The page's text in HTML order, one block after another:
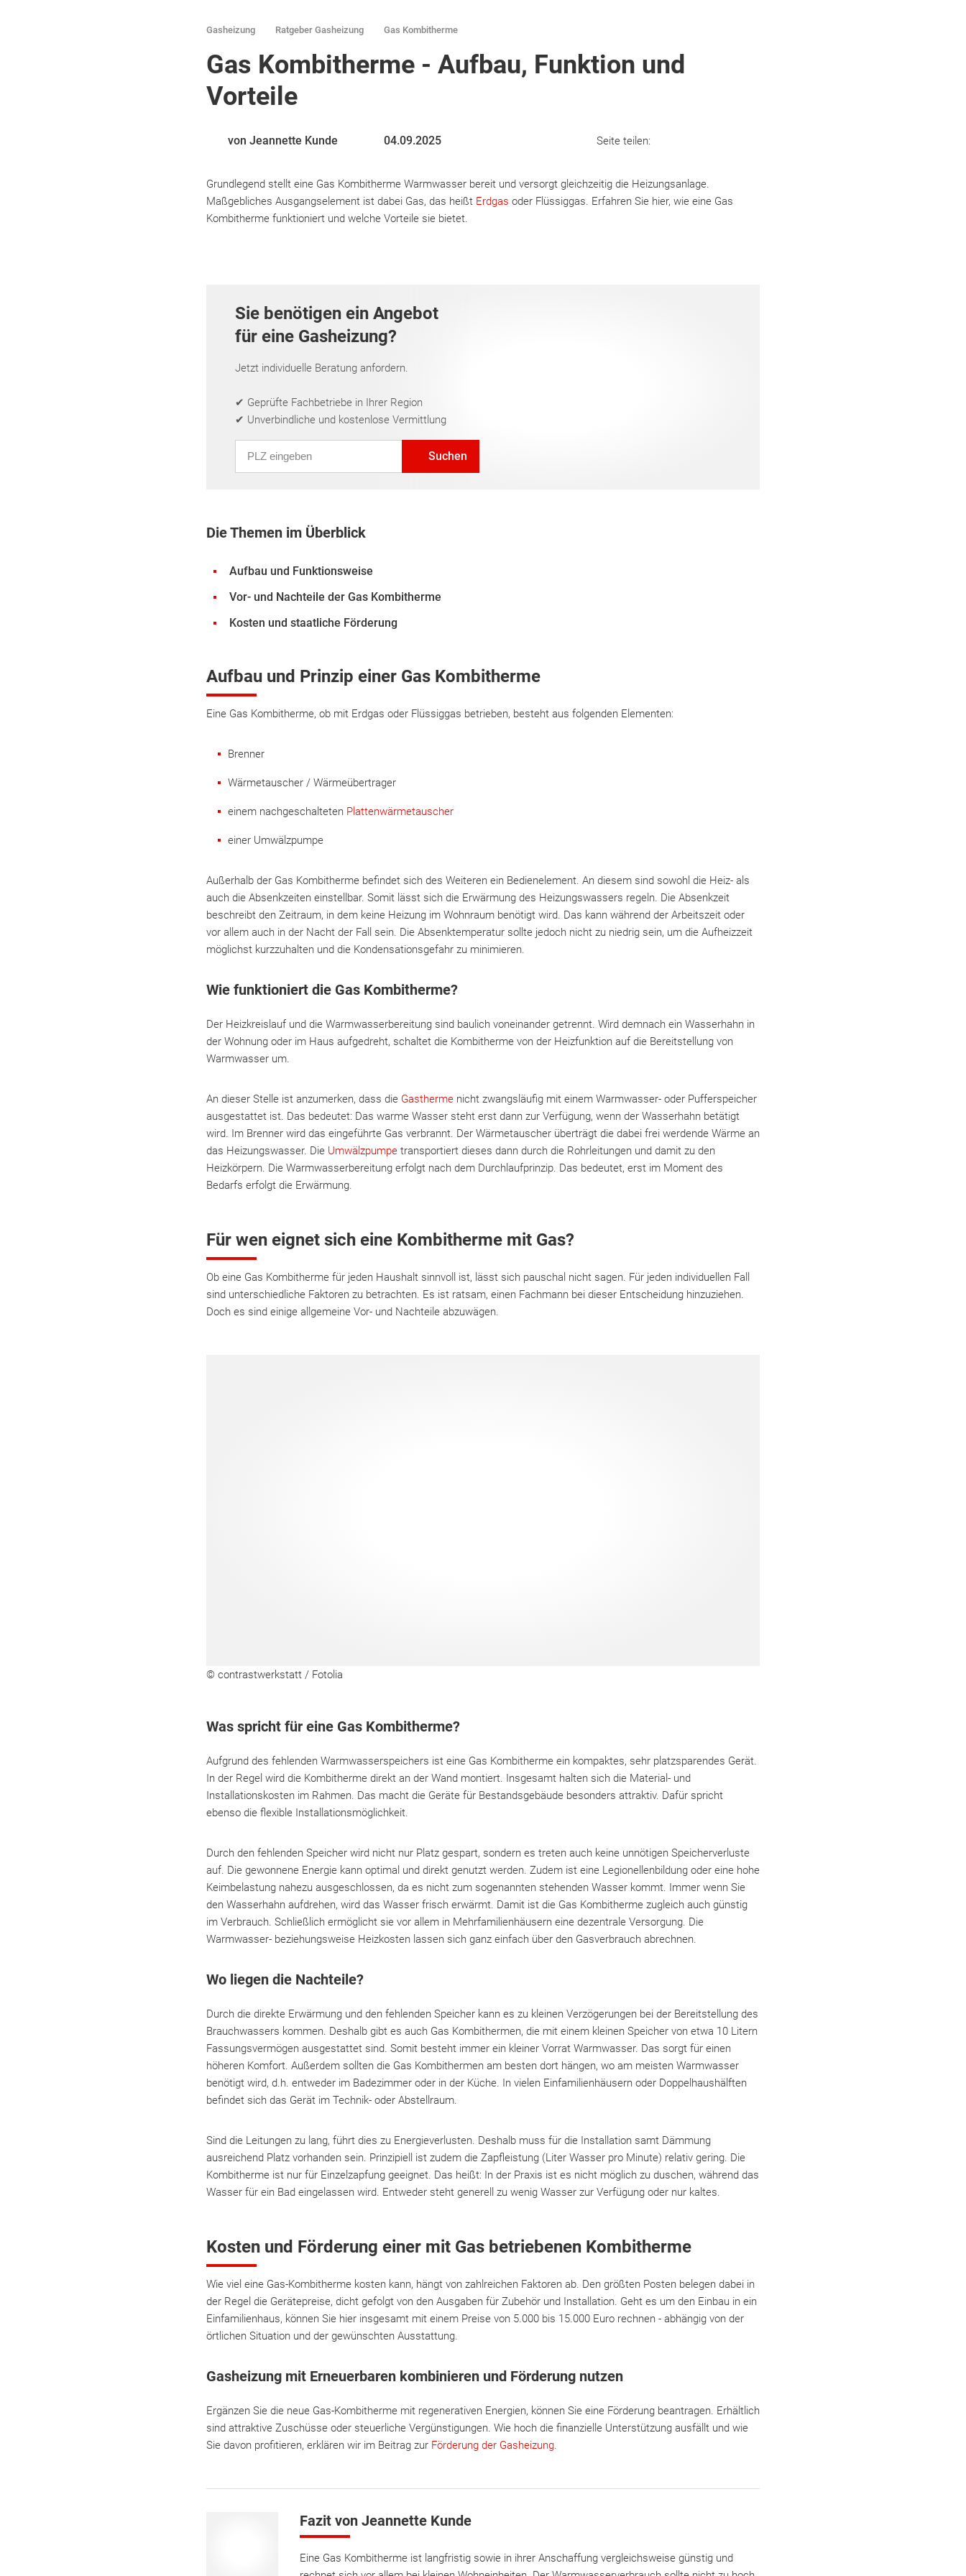
Gasheizung Ratgeber Gasheizung Gas Kombitherme
Gas Kombitherme - Aufbau, Funktion und
Vorteile
von Jeannette Kunde 04.09.2025 Seite teilen:
Grundlegend stellt eine Gas Kombitherme Warmwasser bereit und versorgt gleichzeitig die Heizungsanlage.
Maßgebliches Ausgangselement ist dabei Gas, das heißt Erdgas oder Flüssiggas. Erfahren Sie hier, wie eine Gas
Kombitherme funktioniert und welche Vorteile sie bietet.
Sie benötigen ein Angebot
für eine Gasheizung?
Jetzt individuelle Beratung anfordern.
✔ Geprüfte Fachbetriebe in Ihrer Region
✔ Unverbindliche und kostenlose Vermittlung
Suchen
Die Themen im Überblick
Aufbau und Funktionsweise
Vor- und Nachteile der Gas Kombitherme
Kosten und staatliche Förderung
Aufbau und Prinzip einer Gas Kombitherme
Eine Gas Kombitherme, ob mit Erdgas oder Flüssiggas betrieben, besteht aus folgenden Elementen:
Brenner
Wärmetauscher / Wärmeübertrager
einem nachgeschalteten Plattenwärmetauscher
einer Umwälzpumpe
Außerhalb der Gas Kombitherme befindet sich des Weiteren ein Bedienelement. An diesem sind sowohl die Heiz- als
auch die Absenkzeiten einstellbar. Somit lässt sich die Erwärmung des Heizungswassers regeln. Die Absenkzeit
beschreibt den Zeitraum, in dem keine Heizung im Wohnraum benötigt wird. Das kann während der Arbeitszeit oder
vor allem auch in der Nacht der Fall sein. Die Absenktemperatur sollte jedoch nicht zu niedrig sein, um die Aufheizzeit
möglichst kurzzuhalten und die Kondensationsgefahr zu minimieren.
Wie funktioniert die Gas Kombitherme?
Der Heizkreislauf und die Warmwasserbereitung sind baulich voneinander getrennt. Wird demnach ein Wasserhahn in
der Wohnung oder im Haus aufgedreht, schaltet die Kombitherme von der Heizfunktion auf die Bereitstellung von
Warmwasser um.
An dieser Stelle ist anzumerken, dass die Gastherme nicht zwangsläufig mit einem Warmwasser- oder Pufferspeicher
ausgestattet ist. Das bedeutet: Das warme Wasser steht erst dann zur Verfügung, wenn der Wasserhahn betätigt
wird. Im Brenner wird das eingeführte Gas verbrannt. Der Wärmetauscher überträgt die dabei frei werdende Wärme an
das Heizungswasser. Die Umwälzpumpe transportiert dieses dann durch die Rohrleitungen und damit zu den
Heizkörpern. Die Warmwasserbereitung erfolgt nach dem Durchlaufprinzip. Das bedeutet, erst im Moment des
Bedarfs erfolgt die Erwärmung.
Für wen eignet sich eine Kombitherme mit Gas?
Ob eine Gas Kombitherme für jeden Haushalt sinnvoll ist, lässt sich pauschal nicht sagen. Für jeden individuellen Fall
sind unterschiedliche Faktoren zu betrachten. Es ist ratsam, einen Fachmann bei dieser Entscheidung hinzuziehen.
Doch es sind einige allgemeine Vor- und Nachteile abzuwägen.
© contrastwerkstatt / Fotolia
Was spricht für eine Gas Kombitherme?
Aufgrund des fehlenden Warmwasserspeichers ist eine Gas Kombitherme ein kompaktes, sehr platzsparendes Gerät.
In der Regel wird die Kombitherme direkt an der Wand montiert. Insgesamt halten sich die Material- und
Installationskosten im Rahmen. Das macht die Geräte für Bestandsgebäude besonders attraktiv. Dafür spricht
ebenso die flexible Installationsmöglichkeit.
Durch den fehlenden Speicher wird nicht nur Platz gespart, sondern es treten auch keine unnötigen Speicherverluste
auf. Die gewonnene Energie kann optimal und direkt genutzt werden. Zudem ist eine Legionellenbildung oder eine hohe
Keimbelastung nahezu ausgeschlossen, da es nicht zum sogenannten stehenden Wasser kommt. Immer wenn Sie
den Wasserhahn aufdrehen, wird das Wasser frisch erwärmt. Damit ist die Gas Kombitherme zugleich auch günstig
im Verbrauch. Schließlich ermöglicht sie vor allem in Mehrfamilienhäusern eine dezentrale Versorgung. Die
Warmwasser- beziehungsweise Heizkosten lassen sich ganz einfach über den Gasverbrauch abrechnen.
Wo liegen die Nachteile?
Durch die direkte Erwärmung und den fehlenden Speicher kann es zu kleinen Verzögerungen bei der Bereitstellung des
Brauchwassers kommen. Deshalb gibt es auch Gas Kombithermen, die mit einem kleinen Speicher von etwa 10 Litern
Fassungsvermögen ausgestattet sind. Somit besteht immer ein kleiner Vorrat Warmwasser. Das sorgt für einen
höheren Komfort. Außerdem sollten die Gas Kombithermen am besten dort hängen, wo am meisten Warmwasser
benötigt wird, d.h. entweder im Badezimmer oder in der Küche. In vielen Einfamilienhäusern oder Doppelhaushälften
befindet sich das Gerät im Technik- oder Abstellraum.
Sind die Leitungen zu lang, führt dies zu Energieverlusten. Deshalb muss für die Installation samt Dämmung
ausreichend Platz vorhanden sein. Prinzipiell ist zudem die Zapfleistung (Liter Wasser pro Minute) relativ gering. Die
Kombitherme ist nur für Einzelzapfung geeignet. Das heißt: In der Praxis ist es nicht möglich zu duschen, während das
Wasser für ein Bad eingelassen wird. Entweder steht generell zu wenig Wasser zur Verfügung oder nur kaltes.
Kosten und Förderung einer mit Gas betriebenen Kombitherme
Wie viel eine Gas-Kombitherme kosten kann, hängt von zahlreichen Faktoren ab. Den größten Posten belegen dabei in
der Regel die Gerätepreise, dicht gefolgt von den Ausgaben für Zubehör und Installation. Geht es um den Einbau in ein
Einfamilienhaus, können Sie hier insgesamt mit einem Preise von 5.000 bis 15.000 Euro rechnen - abhängig von der
örtlichen Situation und der gewünschten Ausstattung.
Gasheizung mit Erneuerbaren kombinieren und Förderung nutzen
Ergänzen Sie die neue Gas-Kombitherme mit regenerativen Energien, können Sie eine Förderung beantragen. Erhältlich
sind attraktive Zuschüsse oder steuerliche Vergünstigungen. Wie hoch die finanzielle Unterstützung ausfällt und wie
Sie davon profitieren, erklären wir im Beitrag zur Förderung der Gasheizung.
Fazit von Jeannette Kunde
Eine Gas Kombitherme ist langfristig sowie in ihrer Anschaffung vergleichsweise günstig und